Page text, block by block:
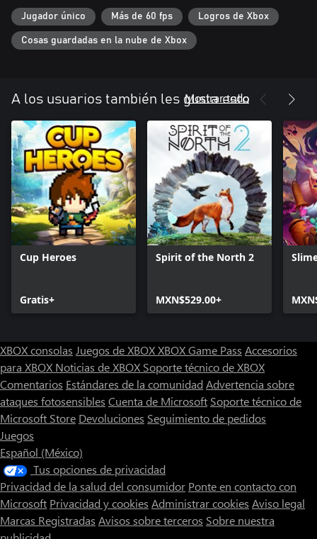
Jugador único Más de 60 fps Logros de Xbox
Cosas guardadas en la nube de Xbox
A los usuarios también les gusta esto
Mostrar todo
Cup Heroes
Gratis+
Spirit of the North 2
MXN$529.00+
XBOX consolas Juegos de XBOXXBOX Game Pass Accesorios
para XBOX Noticias de XBOX Soporte técnico de XBOX
Comentarios Estándares de la comunidad Advertencia sobre
ataques fotosensibles Cuenta de Microsoft Soporte técnico de
Microsoft Store Devoluciones Seguimiento de pedidos
Juegos
Español (México)
Tus opciones de privacidad
Privacidad de la salud del consumidor Ponte en contacto con
Microsoft Privacidad y cookies Administrar cookies Aviso legal
Marcas Registradas Avisos sobre terceros Sobre nuestra